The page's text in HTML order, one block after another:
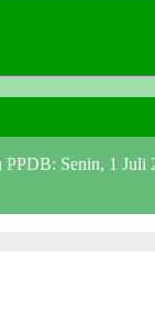
Senin, 1 Juli